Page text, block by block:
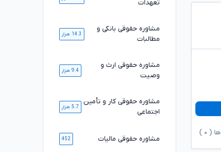
( ۰
تعهدات
مشاوره حقوقی بانکی و
مطالبات
14.3 هزار
مشاوره حقوقی ارث و
وصیت
9.4 هزار
مشاوره حقوقی کار و تأمین
اجتماعی
5.7 هزار
مشاوره حقوقی مالیات 452